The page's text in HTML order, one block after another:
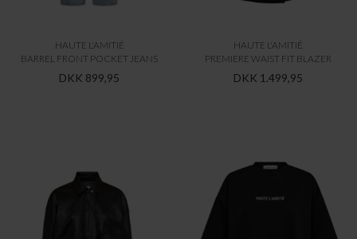
HAUTE L'AMITIÉ
BARREL FRONT POCKET JEANS
DKK 899,95
HAUTE L'AMITIÉ
PREMIERE WAIST FIT BLAZER
DKK 1.499,95